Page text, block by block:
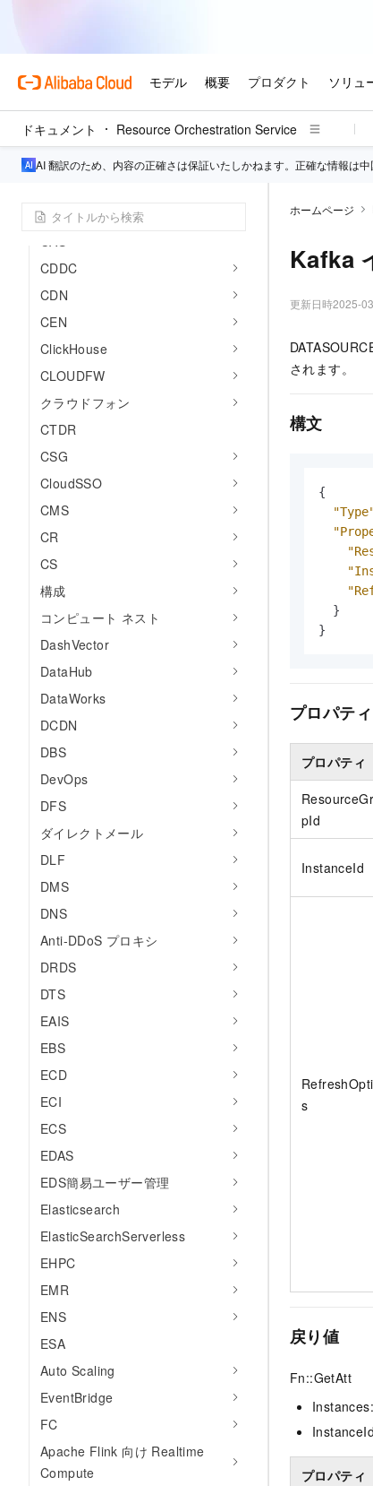
ドキュメント Resource Orchestration Service
AI 翻訳のため、内容の正確さは保証いたしかねます。正確な情報は中
ASM
API Gateway
ARMS
ALB
BSS
CADT
CAS
CDDC
CDN
CEN
ClickHouse
CLOUDFW
クラウドフォン
CTDR
CSG
CloudSSO
CMS
CR
CS
構成
コンピュート ネスト
DashVector
DataHub
DataWorks
DCDN
DBS
DevOps
DFS
ダイレクトメール
DLF
DMS
DNS
Anti-DDoS プロキシ
DRDS
DTS
EAIS
EBS
ECD
ECI
ECS
EDAS
EDS簡易ユーザー管理
Elasticsearch
ElasticSearchServerless
EHPC
EMR
ENS
ESA
Auto Scaling
EventBridge
FC
Apache Flink 向け Realtime
Compute
ホームページ
Kafka
更新日時2025-
されます。
構文
{
}
}
プロパティ
プロパティ
pId
InstanceId
s
戻り値
Fn::GetAtt
プロパティ